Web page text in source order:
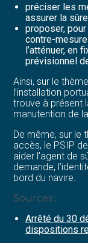
préciser les
assurer la
proposer,
contre-
l’atténuer, en
prévisionnel
Ainsi, sur le
l’installation
trouve à présent
manutention de
De même, sur le
accès, le PSIP
aider l’agent de
demande,
bord du navire.
Sources :
Arrêté du 30
dispositions